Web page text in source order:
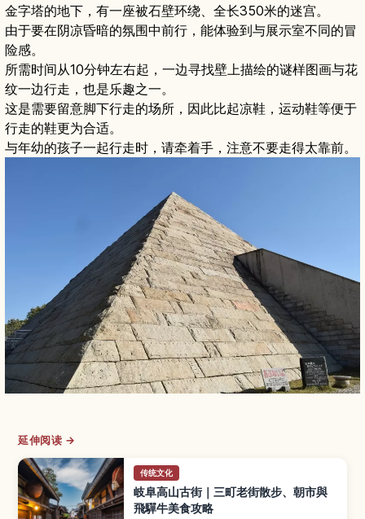
金字塔的地下，有一座被石壁环绕、全长350米的迷宫。
由于要在阴凉昏暗的氛围中前行，能体验到与展示室不同的冒
险感。
所需时间从10分钟左右起，一边寻找壁上描绘的谜样图画与花
纹一边行走，也是乐趣之一。
这是需要留意脚下行走的场所，因此比起凉鞋，运动鞋等便于
行走的鞋更为合适。
与年幼的孩子一起行走时，请牵着手，注意不要走得太靠前。
延伸阅读 →
传统文化
岐阜高山古街｜三町老街散步、朝市與
飛驒牛美食攻略